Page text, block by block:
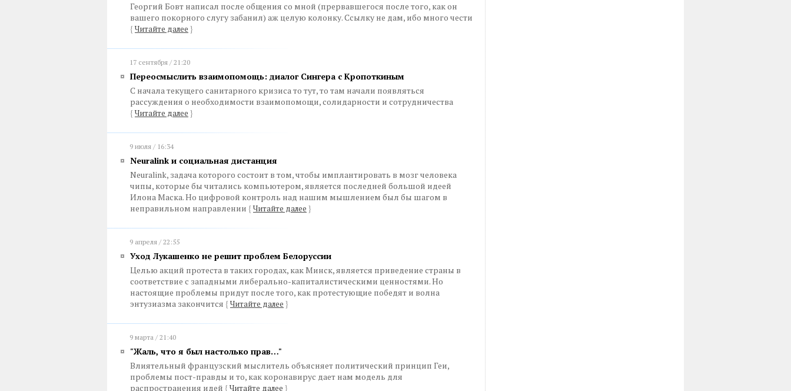
Георгий Бовт написал после общения со мной (прервавшегося после того, как он
вашего покорного слугу забанил) аж целую колонку. Ссылку не дам, ибо много чести
{ Читайте далее }
17 сентября / 21:20
Переосмыслить взаимопомощь: диалог Сингера с Кропоткиным
С начала текущего санитарного кризиса то тут, то там начали появляться
рассуждения о необходимости взаимопомощи, солидарности и сотрудничества
{ Читайте далее }
9 июля / 16:34
Neuralink и социальная дистанция
Neuralink, задача которого состоит в том, чтобы имплантировать в мозг человека
чипы, которые бы читались компьютером, является последней большой идеей
Илона Маска. Но цифровой контроль над нашим мышлением был бы шагом в
неправильном направлении { Читайте далее }
9 апреля / 22:55
Уход Лукашенко не решит проблем Белоруссии
Целью акций протеста в таких городах, как Минск, является приведение страны в
соответствие с западными либерально-капиталистическими ценностями. Но
настоящие проблемы придут после того, как протестующие победят и волна
энтузиазма закончится { Читайте далее }
9 марта / 21:40
"Жаль, что я был настолько прав…"
Влиятельный французский мыслитель объясняет политический принцип Геи,
проблемы пост-правды и то, как коронавирус дает нам модель для
распространения идей { Читайте далее }